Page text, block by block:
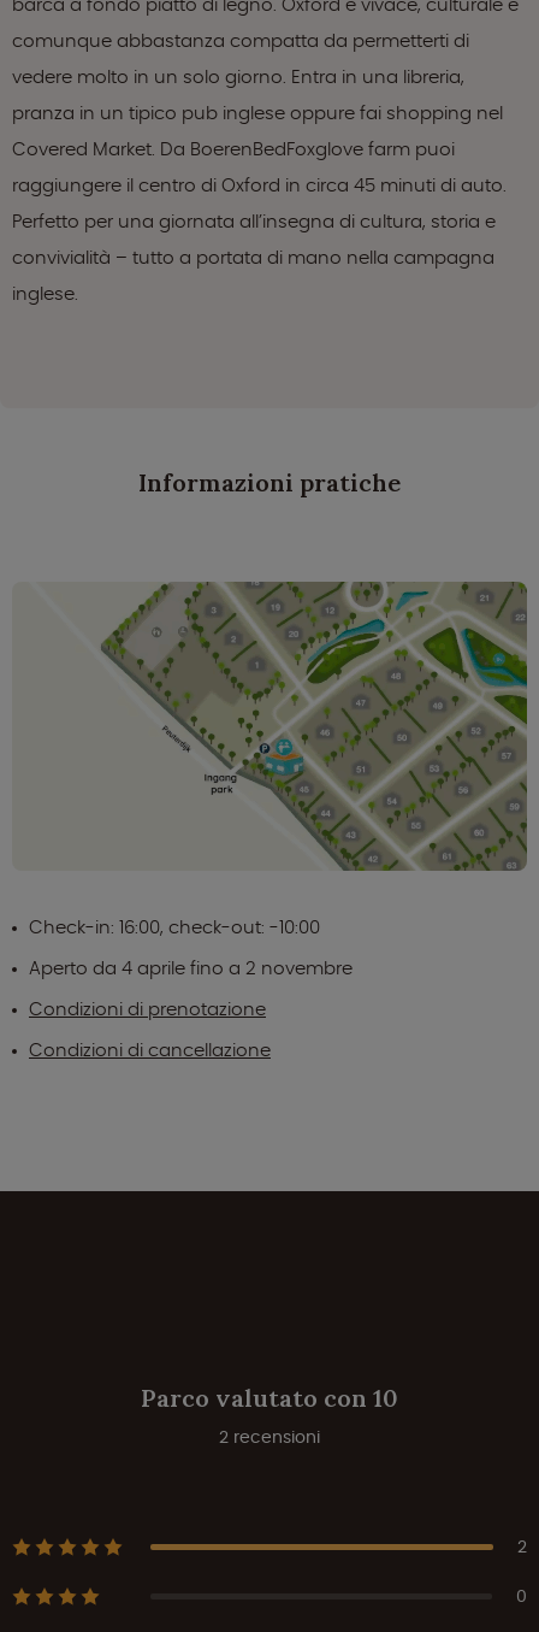
comunque abbastanza compatta da permetterti di
vedere molto in un solo giorno. Entra in una libreria,
pranza in un tipico pub inglese oppure fai shopping nel
Covered Market. Da BoerenBedFoxglove farm puoi
raggiungere il centro di Oxford in circa 45 minuti di auto.
Perfetto per una giornata all’insegna di cultura, storia e
convivialità – tutto a portata di mano nella campagna
inglese.
Informazioni pratiche
Check-in: 16:00, check-out: -10:00
Aperto da 4 aprile fino a 2 novembre
Condizioni di prenotazione
Condizioni di cancellazione
Parco valutato con 10
2 recensioni
2
0